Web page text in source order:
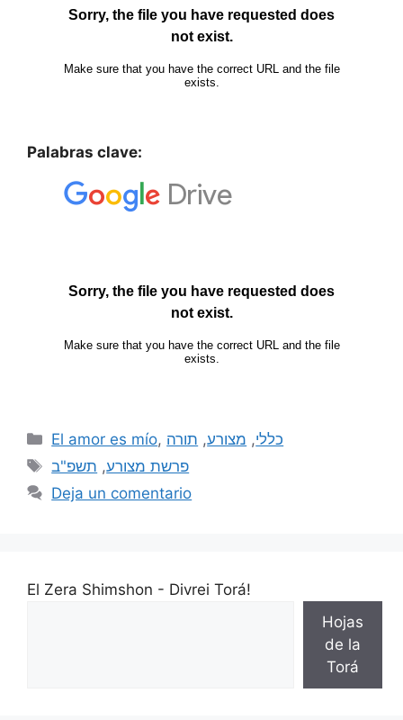
Palabras clave:
El amor es mío, כללי, מצורע, תורה
פרשת מצורע, תשפ"ב
Deja un comentario
El Zera Shimshon - Divrei Torá!
Hojas
de la
Torá